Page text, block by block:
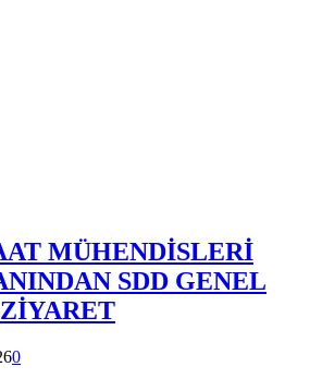
MÜHENDİSLERİ
SDD GENEL
0